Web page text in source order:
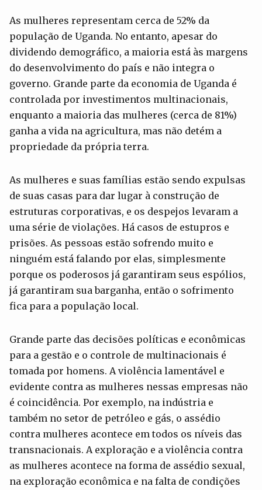
As mulheres representam cerca de 52% da
população de Uganda. No entanto, apesar do
dividendo demográfico, a maioria está às margens
do desenvolvimento do país e não integra o
governo. Grande parte da economia de Uganda é
controlada por investimentos multinacionais,
enquanto a maioria das mulheres (cerca de 81%)
ganha a vida na agricultura, mas não detém a
propriedade da própria terra.
As mulheres e suas famílias estão sendo expulsas
de suas casas para dar lugar à construção de
estruturas corporativas, e os despejos levaram a
uma série de violações. Há casos de estupros e
prisões. As pessoas estão sofrendo muito e
ninguém está falando por elas, simplesmente
porque os poderosos já garantiram seus espólios,
já garantiram sua barganha, então o sofrimento
fica para a população local.
Grande parte das decisões políticas e econômicas
para a gestão e o controle de multinacionais é
tomada por homens. A violência lamentável e
evidente contra as mulheres nessas empresas não
é coincidência. Por exemplo, na indústria e
também no setor de petróleo e gás, o assédio
contra mulheres acontece em todos os níveis das
transnacionais. A exploração e a violência contra
as mulheres acontece na forma de assédio sexual,
na exploração econômica e na falta de condições